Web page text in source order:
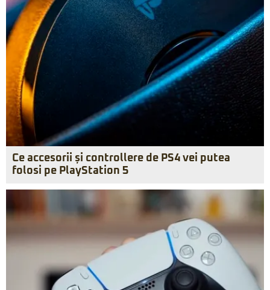
Ce accesorii și controllere de PS4 vei putea
folosi pe PlayStation 5